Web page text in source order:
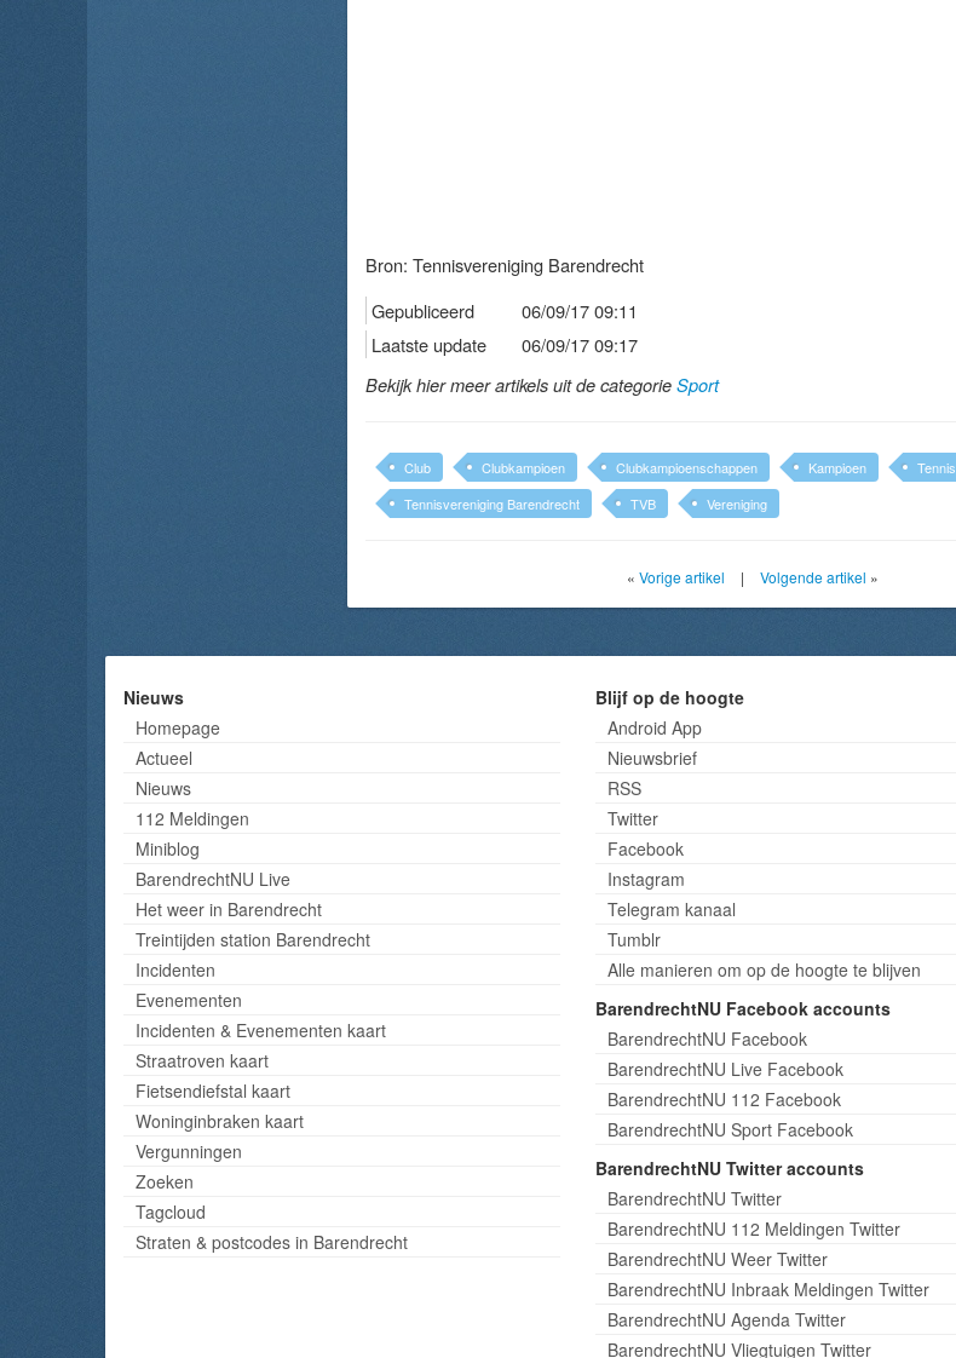
Bron: Tennisvereniging Barendrecht
Gepubliceerd
06/09/17 09:11
Laatste update
06/09/17 09:17
Bekijk hier meer artikels uit de categorie Sport
Club Clubkampioen Clubkampioenschappen Kampioen Tennis
Tennisvereniging Barendrecht
TVB Vereniging
« Vorige artikel | Volgende artikel »
Nieuws
Homepage
Actueel
Nieuws
112 Meldingen
Miniblog
BarendrechtNU Live
Het weer in Barendrecht
Treintijden station Barendrecht
Incidenten
Evenementen
Incidenten & Evenementen kaart
Straatroven kaart
Fietsendiefstal kaart
Woninginbraken kaart
Vergunningen
Zoeken
Tagcloud
Straten & postcodes in Barendrecht
Blijf op de hoogte
Android App
Nieuwsbrief
RSS
Twitter
Facebook
Instagram
Telegram kanaal
Tumblr
Alle manieren om op de hoogte te blijven
BarendrechtNU Facebook accounts
BarendrechtNU Facebook
BarendrechtNU Live Facebook
BarendrechtNU 112 Facebook
BarendrechtNU Sport Facebook
BarendrechtNU Twitter accounts
BarendrechtNU Twitter
BarendrechtNU 112 Meldingen Twitter
BarendrechtNU Weer Twitter
BarendrechtNU Inbraak Meldingen Twitter
BarendrechtNU Agenda Twitter
BarendrechtNU Vliegtuigen Twitter